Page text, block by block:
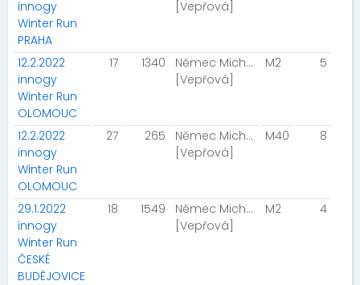
innogy
Winter Run
PRAHA
[Vepřová]
12.2.2022
innogy
Winter Run
OLOMOUC
17 1340
Němec Michal
[Vepřová]
M2 5
12.2.2022
innogy
Winter Run
OLOMOUC
27 265
Němec Michal
[Vepřová]
M40 8
29.1.2022
innogy
Winter Run
ČESKÉ
BUDĚJOVICE
18 1549
Němec Michal
[Vepřová]
M2 4